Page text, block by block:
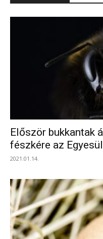
Először bukkantak
fészkére az
2021.01.14.